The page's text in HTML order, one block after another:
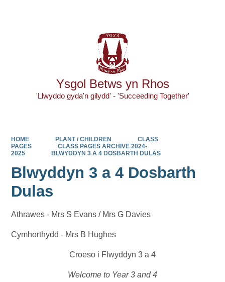
Ysgol Betws yn Rhos
'Llwyddo gyda'n gilydd' - 'Succeeding Together'
HOME PLANT / CHILDREN
CLASS
PAGES
CLASS PAGES ARCHIVE 2024-
2025
BLWYDDYN 3 A 4 DOSBARTH DULAS
Blwyddyn 3 a 4 Dosbarth
Dulas
Athrawes - Mrs S Evans / Mrs G Davies
Cymhorthydd - Mrs B Hughes
Croeso i Flwyddyn 3 a 4
Welcome to Year 3 and 4